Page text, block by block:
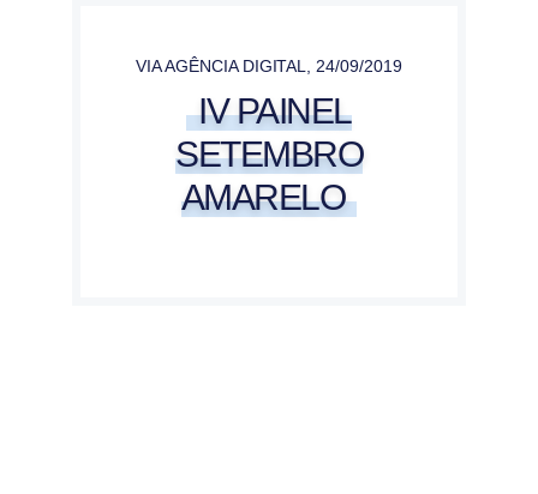
VIA AGÊNCIA DIGITAL,24/09/2019
IV PAINEL
SETEMBRO
AMARELO